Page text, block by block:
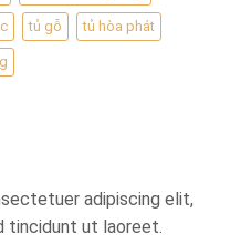
tủ gỗ tủ hòa phát
adipiscing elit,
tincidunt ut laoreet.